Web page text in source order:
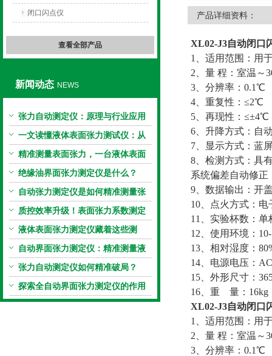
闭口闪点仪
查看全部产品
新闻动态 NEWS
张力自动测定仪：原理与行业应用
解析
一文读懂液体表面张力测试仪：从
原理到应用全掌握
精准测量表面张力，一台液体表面
张力系数测量仪就够了
绝缘油界面张力测定仪是什么？
自动张力测定仪是如何精准测量张
力的？
质控效率升级！表面张力系数测定
仪真香警告
液体表面张力测定仪藏着这些测
定“小窍门”
自动界面张力测定仪：精准测量液
体界面张力的关键设备
张力自动测定仪如何精准破局？
探索全自动界面张力测定仪的作用
产品详细资料：
XL02-J3自动闭口
1、适用范围：用
2、量 程：室温～
3、分辨率：0.1℃
4、重复性：≤2℃
5、再现性：≤±4℃
6、升降方式：自
7、显示方式：蓝
8、检测方式：具
系统偏差自动修
9、数据输出：开
10、点火方式：
11、实验杯数：单
12、使用环境：
13、相对湿度：
14、电源电压：
15、外形尺寸：
16、重 量：16kg
XL02-J3自动闭口
1、适用范围：用
2、量 程：室温～
3、分辨率：0.1℃